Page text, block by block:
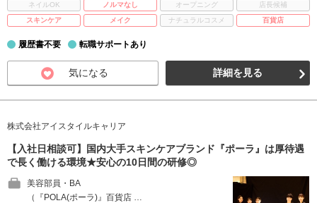
ネイルOK
ノルマなし オープニング
店長候補
スキンケア
メイク ナチュラルコスメ 百貨店
履歴書不要 転職サポートあり
気になる 詳細を見る
株式会社アイスタイルキャリア
【入社日相談可】国内大手スキンケアブランド『ポーラ』は厚待遇
で長く働ける環境★安心の10日間の研修◎
美容部員・BA
（『POLA(ポーラ)』百貨店 …